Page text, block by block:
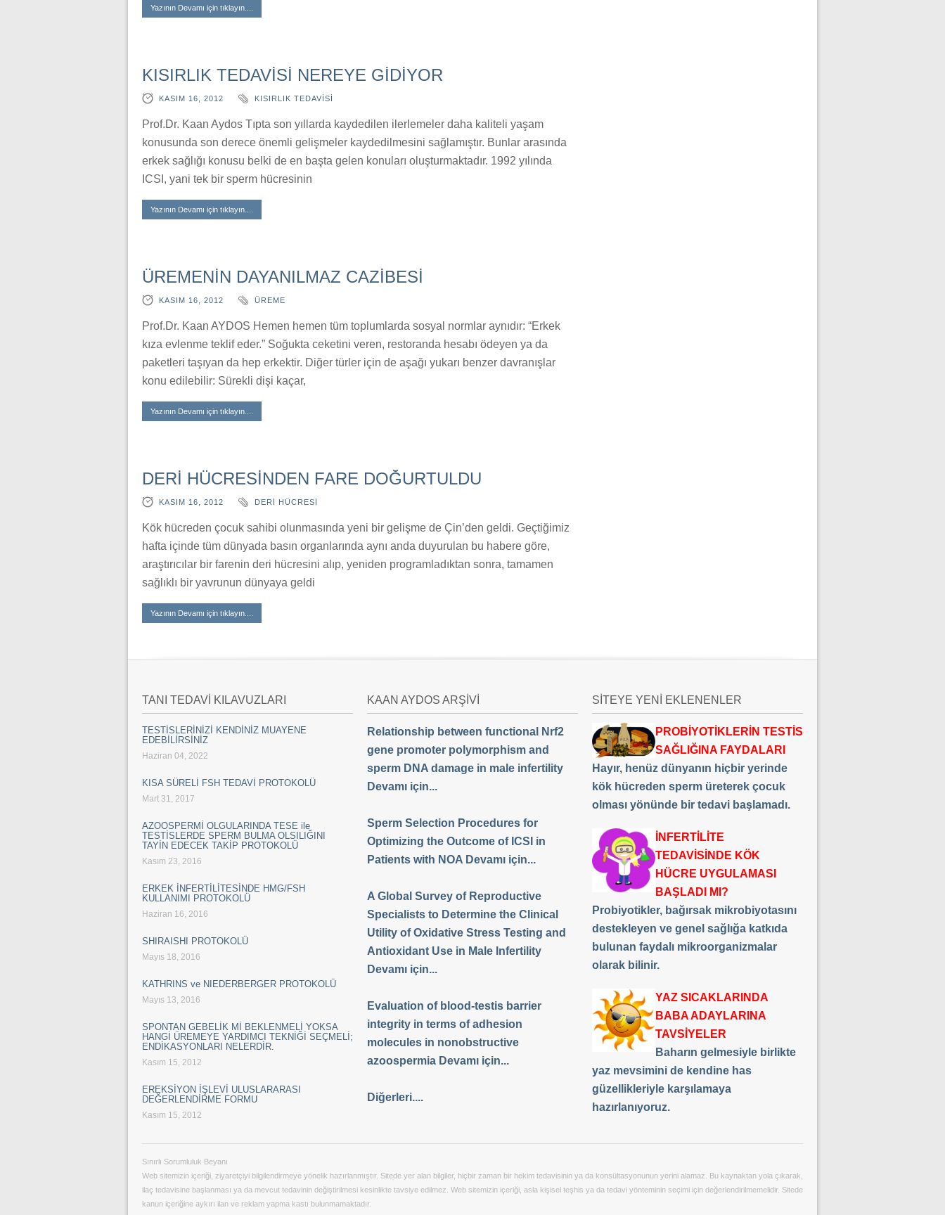
Yazının Devamı için tıklayın....
KISIRLIK TEDAVİSİ NEREYE GİDİYOR
KASIM 16, 2012 KISIRLIK TEDAVISI
Prof.Dr. Kaan Aydos Tıpta son yıllarda kaydedilen ilerlemeler daha kaliteli yaşam
konusunda son derece önemli gelişmeler kaydedilmesini sağlamıştır. Bunlar arasında
erkek sağlığı konusu belki de en başta gelen konuları oluşturmaktadır. 1992 yılında
ICSI, yani tek bir sperm hücresinin
Yazının Devamı için tıklayın....
ÜREMENİN DAYANILMAZ CAZİBESİ
KASIM 16, 2012 ÜREME
Prof.Dr. Kaan AYDOS Hemen hemen tüm toplumlarda sosyal normlar aynıdır: “Erkek
kıza evlenme teklif eder.” Soğukta ceketini veren, restoranda hesabı ödeyen ya da
paketleri taşıyan da hep erkektir. Diğer türler için de aşağı yukarı benzer davranışlar
konu edilebilir: Sürekli dişi kaçar,
Yazının Devamı için tıklayın....
DERİ HÜCRESİNDEN FARE DOĞURTULDU
KASIM 16, 2012 DERİ HÜCRESİ
Kök hücreden çocuk sahibi olunmasında yeni bir gelişme de Çin’den geldi. Geçtiğimiz
hafta içinde tüm dünyada basın organlarında aynı anda duyurulan bu habere göre,
araştırıcılar bir farenin deri hücresini alıp, yeniden programladıktan sonra, tamamen
sağlıklı bir yavrunun dünyaya geldi
Yazının Devamı için tıklayın....
TANI TEDAVİ KILAVUZLARI
TESTİSLERİNİZİ KENDİNİZ MUAYENE
EDEBİLİRSİNİZ
Haziran 04, 2022
KISA SÜRELİ FSH TEDAVİ PROTOKOLÜ
Mart 31, 2017
AZOOSPERMİ OLGULARINDA TESE ile
TESTİSLERDE SPERM BULMA OLSILIĞINI
TAYİN EDECEK TAKİP PROTOKOLÜ
Kasım 23, 2016
ERKEK İNFERTİLİTESİNDE HMG/FSH
KULLANIMI PROTOKOLÜ
Haziran 16, 2016
SHIRAISHI PROTOKOLÜ
Mayıs 18, 2016
KATHRINS ve NIEDERBERGER PROTOKOLÜ
Mayıs 13, 2016
SPONTAN GEBELİK Mİ BEKLENMELİ YOKSA
HANGİ ÜREMEYE YARDIMCI TEKNİĞİ SEÇMELİ;
ENDİKASYONLARI NELERDİR.
Kasım 15, 2012
EREKSİYON İŞLEVİ ULUSLARARASI
DEĞERLENDİRME FORMU
Kasım 15, 2012
KAAN AYDOS ARŞİVİ
Relationship between functional Nrf2
gene promoter polymorphism and
sperm DNA damage in male infertility
Devamı için...
Sperm Selection Procedures for
Optimizing the Outcome of ICSI in
Patients with NOA Devamı için...
A Global Survey of Reproductive
Specialists to Determine the Clinical
Utility of Oxidative Stress Testing and
Antioxidant Use in Male Infertility
Devamı için...
Evaluation of blood-testis barrier
integrity in terms of adhesion
molecules in nonobstructive
azoospermia Devamı için...
Diğerleri....
SİTEYE YENİ EKLENENLER
PROBİYOTİKLERİN TESTİS
SAĞLIĞINA FAYDALARI
Hayır, henüz dünyanın hiçbir yerinde
kök hücreden sperm üreterek çocuk
olması yönünde bir tedavi başlamadı.
İNFERTİLİTE
TEDAVİSİNDE KÖK
HÜCRE UYGULAMASI
BAŞLADI MI?
Probiyotikler, bağırsak mikrobiyotasını
destekleyen ve genel sağlığa katkıda
bulunan faydalı mikroorganizmalar
olarak bilinir.
YAZ SICAKLARINDA
BABA ADAYLARINA
TAVSİYELER
Baharın gelmesiyle birlikte
yaz mevsimini de kendine has
güzellikleriyle karşılamaya
hazırlanıyoruz.
Sınırlı Sorumluluk Beyanı
Web sitemizin içeriği, ziyaretçiyi bilgilendirmeye yönelik hazırlanmıştır. Sitede yer alan bilgiler, hiçbir zaman bir hekim tedavisinin ya da konsültasyonunun yerini alamaz. Bu kaynaktan yola çıkarak,
ilaç tedavisine başlanması ya da mevcut tedavinin değiştirilmesi kesinlikte tavsiye edilmez. Web sitemizin içeriği, asla kişisel teşhis ya da tedavi yönteminin seçimi için değerlendirilmemelidir. Sitede
kanun içeriğine aykırı ilan ve reklam yapma kastı bulunmamaktadır.